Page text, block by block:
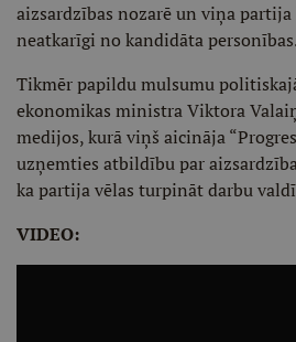
aizsardzības nozarē un viņa
neatkarīgi no kandidāta personības.
Tikmēr papildu mulsumu
ekonomikas ministra Viktora
medijos, kurā viņš aicināja
uzņemties atbildību par
ka partija vēlas turpināt darbu
VIDEO: